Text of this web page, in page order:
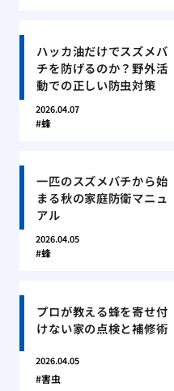
ハッカ油だけでスズメバ
チを防げるのか？野外活
動での正しい防虫対策
2026.04.07
蜂
一匹のスズメバチから始
まる秋の家庭防衛マニュ
アル
2026.04.05
蜂
プロが教える蜂を寄せ付
けない家の点検と補修術
2026.04.05
害虫